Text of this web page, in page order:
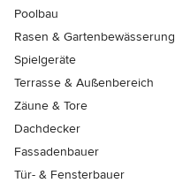
Poolbau
Rasen & Gartenbewässerung
Spielgeräte
Terrasse & Außenbereich
Zäune & Tore
Dachdecker
Fassadenbauer
Tür- & Fensterbauer